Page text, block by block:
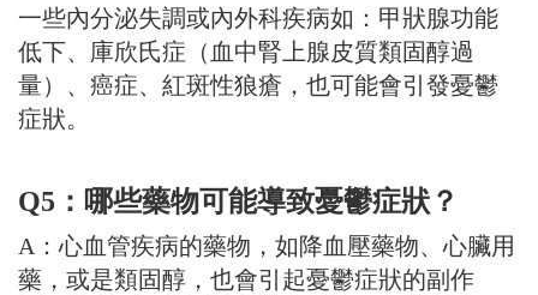
一些內分泌失調或內外科疾病如：甲狀腺功能
低下、庫欣氏症（血中腎上腺皮質類固醇過
量）、癌症、紅斑性狼瘡，也可能會引發憂鬱
症狀。
Q5：哪些藥物可能導致憂鬱症狀？
A：心血管疾病的藥物，如降血壓藥物、心臟用
藥，或是類固醇，也會引起憂鬱症狀的副作